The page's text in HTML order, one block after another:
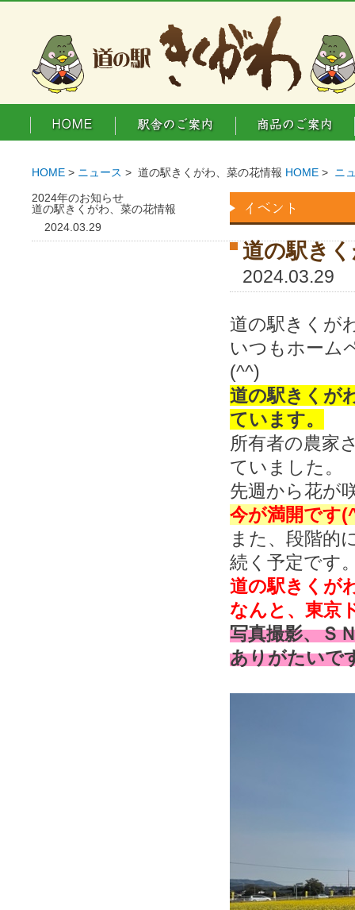
HOME > ニュース > 道の駅きくがわ、菜の花情報 HOME > ニ
道の駅き
2024.03.29
道の駅きくが
いつもホーム
(^^)
道の駅きくが
ています。
所有者の農家
ていました。
先週から花が
今が満開です
また、段階的
続く予定です
道の駅きくが
なんと、東京
写真撮影、Ｓ
ありがたいで
2024年のお知らせ
道の駅きくがわ、菜の花情報
2024.03.29